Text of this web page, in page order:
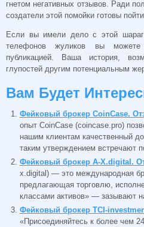
гнетом негативных отзывов. Ради
создатели этой помойки готовы
Если вы имели дело с этой
телефонов жуликов вы
публикацией. Ваша история,
глупостей другим потенциальным
Вам Будет
Фейковый брокер CoinCase.
опыт CoinCase (coincase.pro)
нашим клиентам качественный
таким утверждением встречают
Фейковый брокер A-X.digital.
x.digital) — это международная
предлагающая торговлю,
классами активов» — зазывают
Фейковый брокер TCI-
«Присоединяйтесь к более чем